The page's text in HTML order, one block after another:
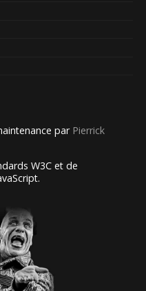
par Pierrick
W3C et de